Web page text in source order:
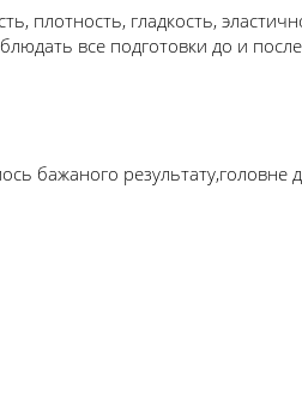
плотность, гладкость,
все подготовки до и
бажаного